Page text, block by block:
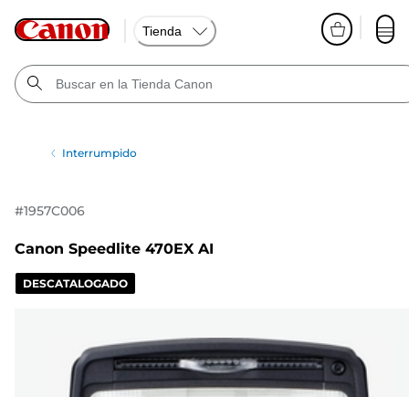
Tienda
Interrumpido
#1957C006
Canon Speedlite 470EX AI
DESCATALOGADO